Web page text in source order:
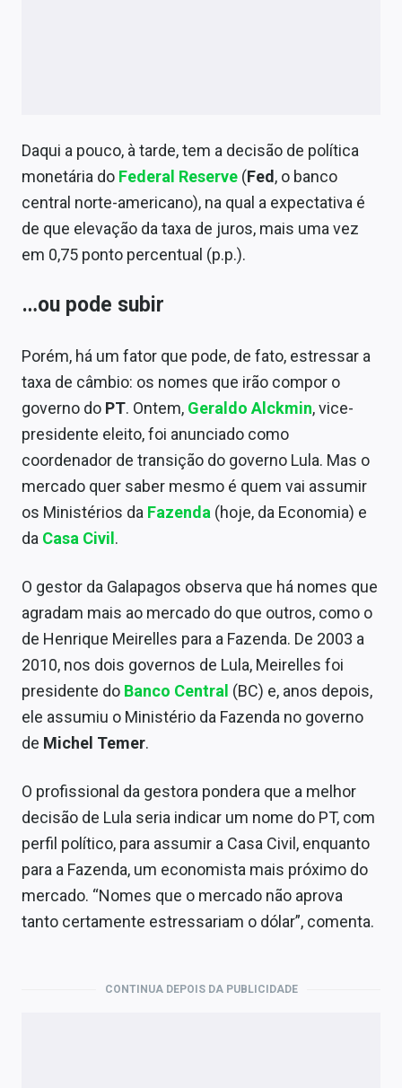
Daqui a pouco, à tarde, tem a decisão de política
monetária do Federal Reserve (Fed, o banco
central norte-americano), na qual a expectativa é
de que elevação da taxa de juros, mais uma vez
em 0,75 ponto percentual (p.p.).
…ou pode subir
Porém, há um fator que pode, de fato, estressar a
taxa de câmbio: os nomes que irão compor o
governo do PT. Ontem, Geraldo Alckmin, vice-
presidente eleito, foi anunciado como
coordenador de transição do governo Lula. Mas o
mercado quer saber mesmo é quem vai assumir
os Ministérios da Fazenda (hoje, da Economia) e
da Casa Civil .
O gestor da Galapagos observa que há nomes que
agradam mais ao mercado do que outros, como o
de Henrique Meirelles para a Fazenda. De 2003 a
2010, nos dois governos de Lula, Meirelles foi
presidente do Banco Central (BC) e, anos depois,
ele assumiu o Ministério da Fazenda no governo
de Michel Temer.
O profissional da gestora pondera que a melhor
decisão de Lula seria indicar um nome do PT, com
perfil político, para assumir a Casa Civil, enquanto
para a Fazenda, um economista mais próximo do
mercado. “Nomes que o mercado não aprova
tanto certamente estressariam o dólar”, comenta.
CONTINUA DEPOIS DA PUBLICIDADE